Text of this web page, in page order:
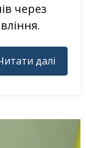
через
далі